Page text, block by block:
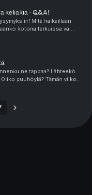
keliakia - Q&A!
Mitä haikaillaan
kotona farkuissa vai
KooKoo tänään
ne tappaa? Lähteekö
puuhöylä? Tämän viikon
aiheista ja sekoilu on